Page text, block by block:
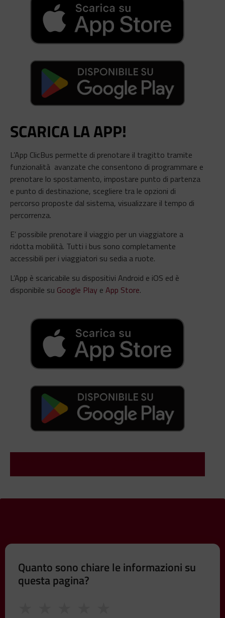
SCARICA LA APP!
L’App ClicBus permette di prenotare il tragitto tramite
funzionalità avanzate che consentono di programmare e
prenotare lo spostamento, impostare punto di partenza
e punto di destinazione, scegliere tra le opzioni di
percorso proposte dal sistema, visualizzare il tempo di
percorrenza.
E’ possibile prenotare il viaggio per un viaggiatore a
ridotta mobilità. Tutti i bus sono completamente
accessibili per i viaggiatori su sedia a ruote.
L’App è scaricabile su dispositivi Android e iOS ed è
disponibile su Google Play e App Store.
Quanto sono chiare le informazioni su
questa pagina?